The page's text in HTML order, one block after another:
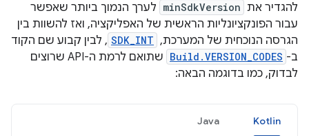
להגדיר את minSdkVersion לערך הנמוך ביותר שאפשר
עבור הפונקציונליות הראשית של האפליקציה, ואז להשוות בין
הגרסה הנוכחית של המערכת, SDK_INT , לבין קבוע שם הקוד
ב- Build.VERSION_CODES
שתואם לרמת ה-API שרוצים
לבדוק, כמו בדוגמה הבאה:
Kotlin
Java